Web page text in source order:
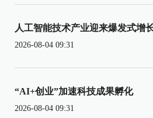
人工智能技术产业迎来爆发式增
2026-08-04 09:31
“AI+创业”加速科技成果孵化
2026-08-04 09:31